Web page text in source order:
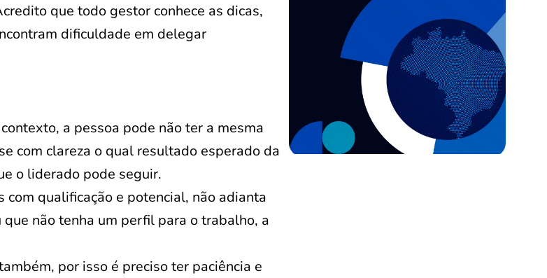
que todo gestor conhece as dicas,
dificuldade em delegar
a pessoa pode não ter a mesma
com clareza o qual resultado esperado da
o liderado pode seguir.
com qualificação e potencial, não adianta
não tenha um perfil para o trabalho, a
por isso é preciso ter paciência e